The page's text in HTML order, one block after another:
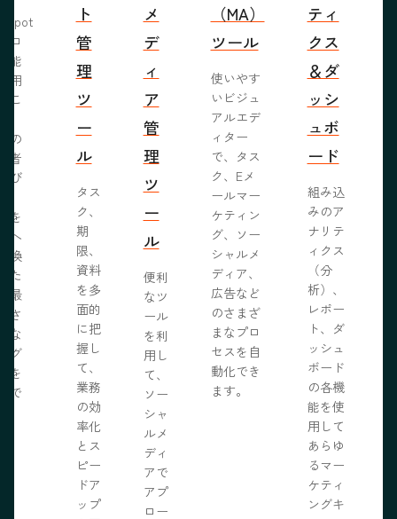
ロ
能
用
こ
の
者
び
を
へ
換
た
最
さ
な
グ
を
で
ト
管
理
ツ
ー
ル
タス
ク、
期
限、
資料
を多
面的
に把
握し
て、
業務
の効
率化
とス
ピー
ドア
ップ
メ
デ
ィ
ア
管
理
ツ
ー
ル
便利
なツ
ール
を利
用し
て、
ソー
シャ
ルメ
ディ
アで
アプ
ロー
（MA）
ツール
使いやす
いビジュ
アルエデ
ィター
で、タス
ク、Eメ
ールマー
ケティン
グ、ソー
シャルメ
ディア、
広告など
のさまざ
まなプロ
セスを自
動化でき
ます。
ティ
クス
＆ダ
ッシ
ュボ
ード
組み込
みのア
ナリテ
ィクス
（分
析）、
レポー
ト、ダ
ッシュ
ボード
の各機
能を使
用して
あらゆ
るマー
ケティ
ングキ